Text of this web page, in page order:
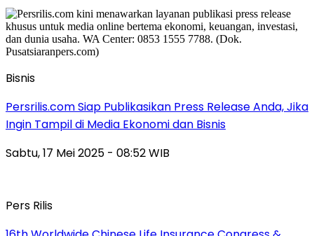
Bisnis
Persrilis.com Siap Publikasikan Press Release Anda, Jika
Ingin Tampil di Media Ekonomi dan Bisnis
Sabtu, 17 Mei 2025 - 08:52 WIB
Pers Rilis